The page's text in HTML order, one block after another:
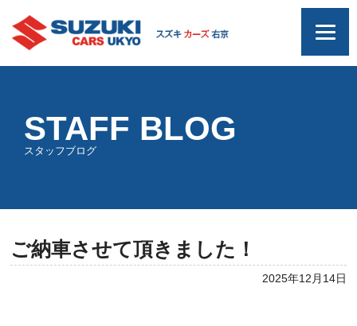
STAFF BLOG
スタッフブログ
ご納車させて頂きました！
2025年12月14日